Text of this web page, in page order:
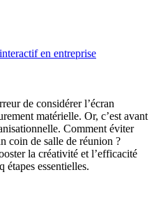
en entreprise
de considérer l’écran
matérielle. Or, c’est avant
Comment éviter
coin de salle de réunion ?
la créativité et l’efficacité
essentielles.